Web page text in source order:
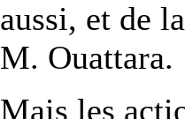
aussi, et de
M. Ouattara.
Mais les